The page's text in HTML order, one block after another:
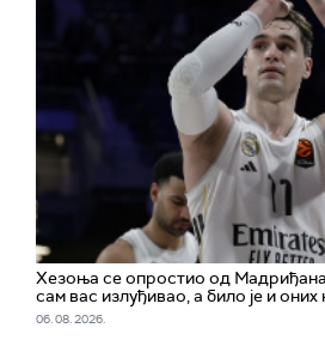
Хезоња се опростио од
сам вас излуђивао, а било је и
06. 08. 2026.